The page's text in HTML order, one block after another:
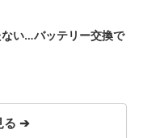
い…バッテリー交換で
る ➔